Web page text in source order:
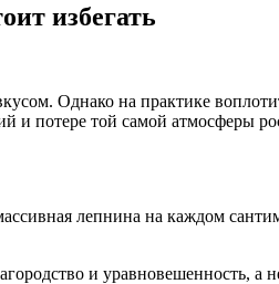
избегать
Однако на практике
и потере той самой атмосферы
лепнина на каждом
и уравновешенность, а